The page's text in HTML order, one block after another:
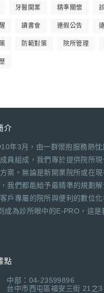
牙醫開業 精準關懷
讀書會 連假公告
防範對策 院所管理
介
年3月，由一群懷抱服務熱忱
員組成，我們專於提供院所
案。無論是新開業院所或在
我們都能給予最精準的規劃
戶專屬的院所與便利的數位
成為診所眼中的E-PRO，這
點
中部：04-23599896
台中市西屯區福安三街 21之